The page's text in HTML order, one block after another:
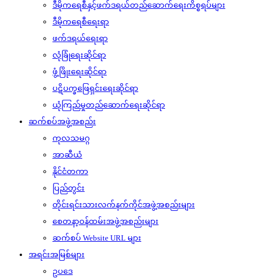
ဒီမိုကရေစီနှင့်ဖက်ဒရယ်တည်ဆောက်‌ရေးကိစ္စရပ်များ
ဒီမိုကရေစီရေးရာ
ဖက်ဒရယ်ရေးရာ
လုံခြုံရေးဆိုင်ရာ
ဖွံ့ဖြိုးရေးဆိုင်ရာ
ပဋိပက္ခဖြေရှင်းရေးဆိုင်ရာ
ယုံကြည်မှုတည်ဆောက်ရေးဆိုင်ရာ
ဆက်စပ်အဖွဲ့အစည်း
ကုလသမဂ္ဂ
အာဆီယံ
နိုင်ငံတကာ
ပြည်တွင်း
တိုင်းရင်းသားလက်နက်ကိုင်အဖွဲ့အစည်းများ
စေတနာ့ဝန်ထမ်းအဖွဲ့အစည်းများ
ဆက်စပ် Website URL များ
အရင်းအမြစ်များ
ဥပဒေ